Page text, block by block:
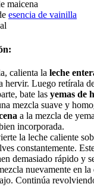
maicena
esencia de vainilla
calienta la leche
hervir. Luego retírala
bate las yemas de
mezcla suave y
a la mezcla de
incorporada.
la leche caliente
constantemente.
demasiado rápido y
nuevamente en
Continúa